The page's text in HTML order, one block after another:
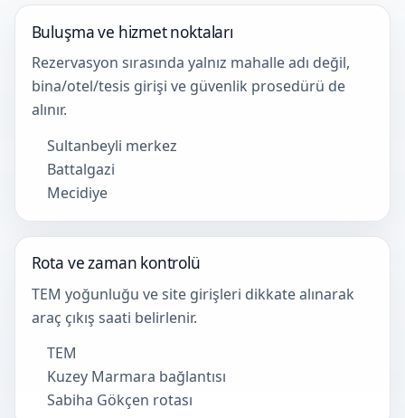
Buluşma ve hizmet noktaları
Rezervasyon sırasında yalnız mahalle adı değil,
bina/otel/tesis girişi ve güvenlik prosedürü de
alınır.
Sultanbeyli merkez
Battalgazi
Mecidiye
Rota ve zaman kontrolü
TEM yoğunluğu ve site girişleri dikkate alınarak
araç çıkış saati belirlenir.
TEM
Kuzey Marmara bağlantısı
Sabiha Gökçen rotası